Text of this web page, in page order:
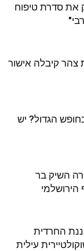
את סדרת טיפוח
קיבלה אישור
הגדול? יש
השיק בר
הירושלמי
החרדית